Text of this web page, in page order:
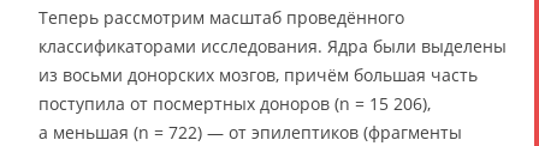
Теперь рассмотрим масштаб проведённого
классификаторами исследования. Ядра были выделены
из восьми донорских мозгов, причём большая часть
поступила от посмертных доноров (n = 15 206),
а меньшая (n = 722) — от эпилептиков (фрагменты